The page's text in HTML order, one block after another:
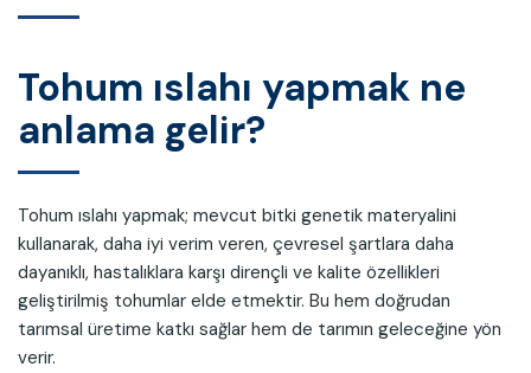
Tohum ıslahı yapmak ne
anlama gelir?
Tohum ıslahı yapmak; mevcut bitki genetik materyalini
kullanarak, daha iyi verim veren, çevresel şartlara daha
dayanıklı, hastalıklara karşı dirençli ve kalite özellikleri
geliştirilmiş tohumlar elde etmektir. Bu hem doğrudan
tarımsal üretime katkı sağlar hem de tarımın geleceğine yön
verir.